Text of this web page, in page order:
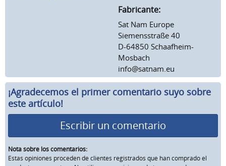
Fabricante:
Sat Nam Europe
Siemensstraße 40
D-64850 Schaafheim-
Mosbach
info@satnam.eu
¡Agradecemos el primer comentario suyo sobre
este artículo!
Escribir un comentario
Nota sobre los comentarios:
Estas opiniones proceden de clientes registrados que han comprado el